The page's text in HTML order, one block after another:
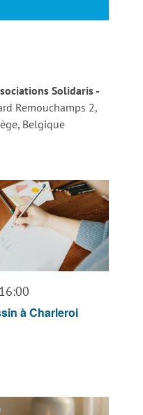
Solidaris -
Remouchamps 2,
Belgique
16:00
à Charleroi